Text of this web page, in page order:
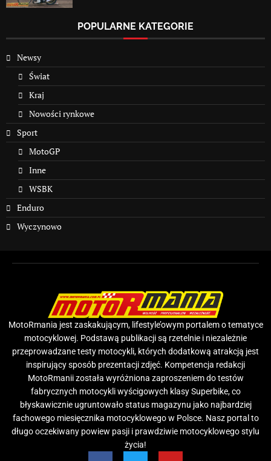
POPULARNE KATEGORIE
Newsy
Świat
Kraj
Nowości rynkowe
Sport
MotoGP
Inne
WSBK
Enduro
Wyczynowo
MotoRmania jest zaskakującym, lifestyle’owym portalem o tematyce
motocyklowej. Podstawą publikacji są rzetelnie i niezależnie
przeprowadzane testy motocykli, których dodatkową atrakcją jest
inspirujący sposób prezentacji zdjęć. Kompetencja redakcji
MotoRmanii została wyróżniona zaproszeniem do testów
fabrycznych motocykli wyścigowych klasy Superbike, co
błyskawicznie ugruntowało status magazynu jako najbardziej
fachowego miesięcznika motocyklowego w Polsce. Nasz portal to
długo oczekiwany powiew pasji i prawdziwie motocyklowego stylu
życia!